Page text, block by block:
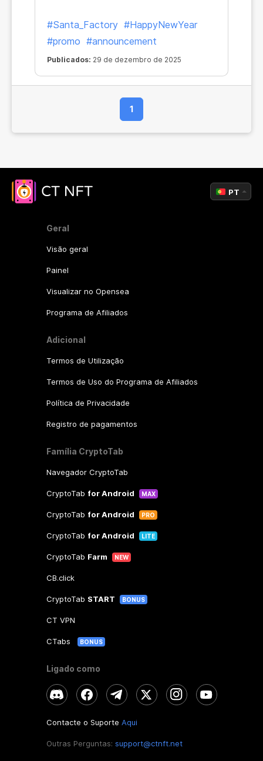
#Santa_Factory #HappyNewYear
#promo #announcement
Publicados: 29 de dezembro de 2025
1
Geral
Visão geral
Painel
Visualizar no Opensea
Programa de Afiliados
Adicional
Termos de Utilização
Termos de Uso do Programa de Afiliados
Política de Privacidade
Registro de pagamentos
Família CryptoTab
Navegador CryptoTab
CryptoTab for Android MAX
CryptoTab for Android PRO
CryptoTab for Android LITE
CryptoTab Farm NEW
CB.click
CryptoTab START BONUS
CT VPN
CTabs BONUS
Ligado como
Contacte o Suporte Aqui
Outras Perguntas: support@ctnft.net
PT